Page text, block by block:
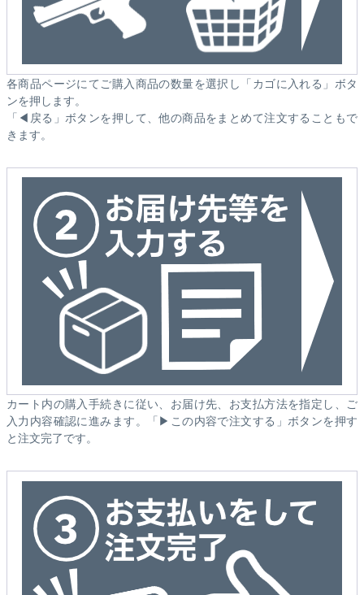
各商品ページにてご購入商品の数量を選択し「カゴに入れる」ボタ
ンを押します。
「◀戻る」ボタンを押して、他の商品をまとめて注文することもで
きます。
カート内の購入手続きに従い、お届け先、お支払方法を指定し、ご
入力内容確認に進みます。「▶この内容で注文する」ボタンを押す
と注文完了です。